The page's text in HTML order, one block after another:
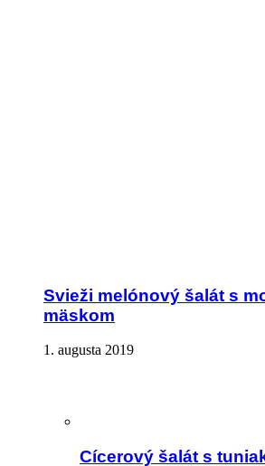
Svieži melónový šalát s
mäskom
1. augusta 2019
Cícerový šalát s